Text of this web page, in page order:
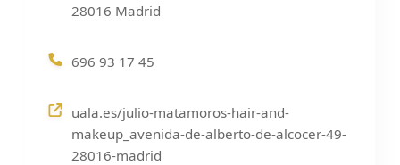
28016 Madrid
696 93 17 45
uala.es/julio-matamoros-hair-and-
makeup_avenida-de-alberto-de-alcocer-49-
28016-madrid